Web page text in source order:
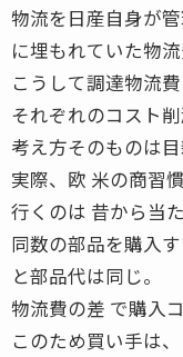
物流を日産自身が
に埋もれていた物
こうして調達物流
それぞれのコスト
考え方そのものは
実際、欧 米の商習
行くのは 昔から当
同数の部品を購入
と部品代は同じ。
物流費の差 で購入
このため買い手は